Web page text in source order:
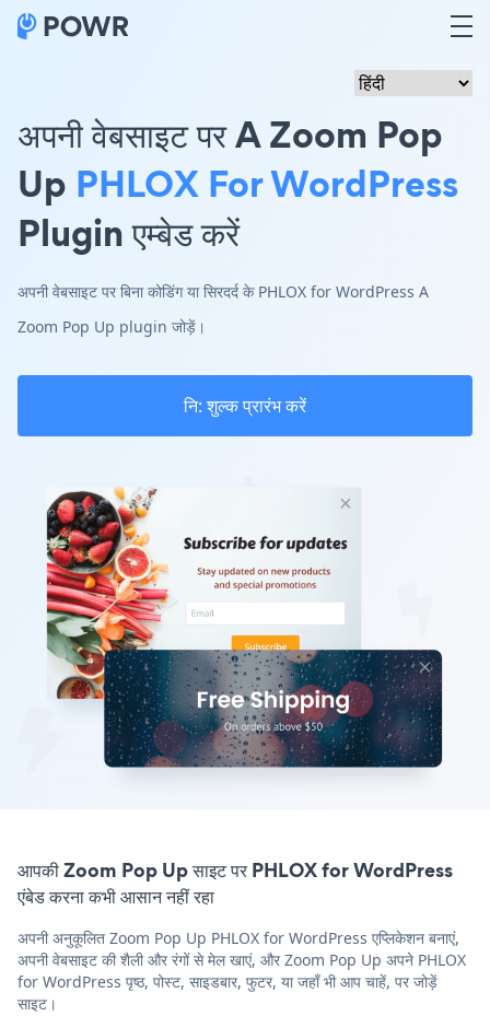
अपनी वेबसाइट पर A Zoom Pop
Up PHLOX For WordPress
Plugin एम्बेड करें
अपनी वेबसाइट पर बिना कोडिंग या सिरदर्द के PHLOX for WordPress A
Zoom Pop Up plugin जोड़ें।
नि: शुल्क प्रारंभ करें
आपकी Zoom Pop Up साइट पर PHLOX for WordPress
एंबेड करना कभी आसान नहीं रहा
अपनी अनुकूलित Zoom Pop Up PHLOX for WordPress एप्लिकेशन बनाएं,
अपनी वेबसाइट की शैली और रंगों से मेल खाएं, और Zoom Pop Up अपने PHLOX
for WordPress पृष्ठ, पोस्ट, साइडबार, फुटर, या जहाँ भी आप चाहें, पर जोड़ें
साइट।